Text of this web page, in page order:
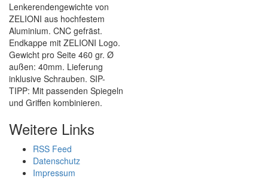
Lenkerendengewichte von
ZELIONI aus hochfestem
Aluminium. CNC gefräst.
Endkappe mit ZELIONI Logo.
Gewicht pro Seite 460 gr. Ø
außen: 40mm. Lieferung
inklusive Schrauben. SIP-
TIPP: Mit passenden Spiegeln
und Griffen kombinieren.
Weitere Links
RSS Feed
Datenschutz
Impressum